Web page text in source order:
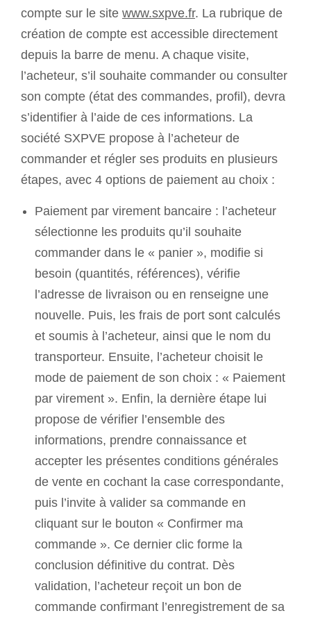
compte sur le site www.sxpve.fr. La rubrique de
création de compte est accessible directement
depuis la barre de menu. A chaque visite,
l’acheteur, s’il souhaite commander ou consulter
son compte (état des commandes, profil), devra
s’identifier à l’aide de ces informations. La
société SXPVE propose à l’acheteur de
commander et régler ses produits en plusieurs
étapes, avec 4 options de paiement au choix :
Paiement par virement bancaire : l’acheteur
sélectionne les produits qu’il souhaite
commander dans le « panier », modifie si
besoin (quantités, références), vérifie
l’adresse de livraison ou en renseigne une
nouvelle. Puis, les frais de port sont calculés
et soumis à l’acheteur, ainsi que le nom du
transporteur. Ensuite, l’acheteur choisit le
mode de paiement de son choix : « Paiement
par virement ». Enfin, la dernière étape lui
propose de vérifier l’ensemble des
informations, prendre connaissance et
accepter les présentes conditions générales
de vente en cochant la case correspondante,
puis l’invite à valider sa commande en
cliquant sur le bouton « Confirmer ma
commande ». Ce dernier clic forme la
conclusion définitive du contrat. Dès
validation, l’acheteur reçoit un bon de
commande confirmant l’enregistrement de sa